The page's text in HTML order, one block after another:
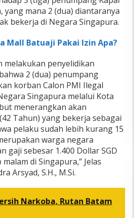
mana 2 (dua) diantaranya
bekerja di Negara Singapura.
Mall Batuaji Pakai Izin Apa?
melakukan penyelidikan
2 (dua) penumpang
korban Calon PMI Ilegal
Singapura melalui Kota
menerangkan akan
Tahun) yang bekerja sebagai
pelaku sudah lebih kurang 15
warga negara
gaji sebesar 1.400 Dollar SGD
di Singapura,” Jelas
Arsyad, S.H., M.Si.
Narkoba, Rutan Batam